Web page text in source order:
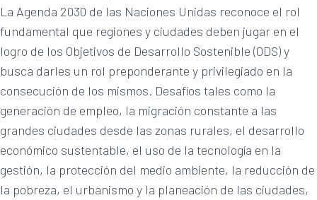
La Agenda 2030 de las Naciones Unidas reconoce el rol
fundamental que regiones y ciudades deben jugar en el
logro de los Objetivos de Desarrollo Sostenible (ODS) y
busca darles un rol preponderante y privilegiado en la
consecución de los mismos. Desafíos tales como la
generación de empleo, la migración constante a las
grandes ciudades desde las zonas rurales, el desarrollo
económico sustentable, el uso de la tecnología en la
gestión, la protección del medio ambiente, la reducción de
la pobreza, el urbanismo y la planeación de las ciudades,